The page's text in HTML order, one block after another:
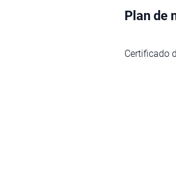
Plan de
Certificado